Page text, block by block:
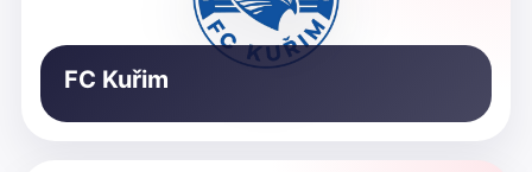
FC Kuřim